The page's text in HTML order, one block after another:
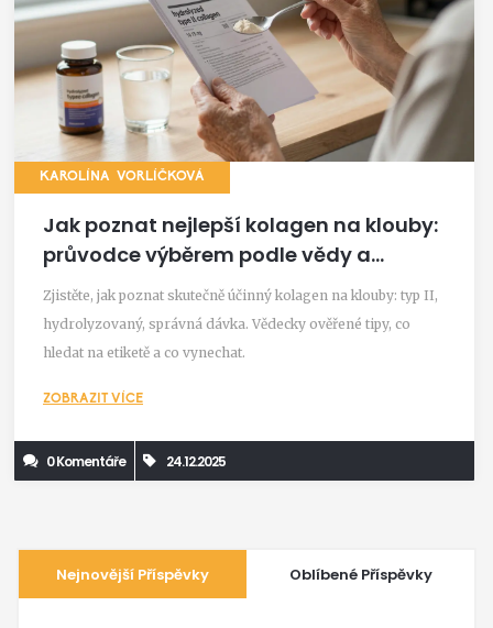
KAROLÍNA VORLÍČKOVÁ
Jak poznat nejlepší kolagen na klouby:
průvodce výběrem podle vědy a
zkušeností
Zjistěte, jak poznat skutečně účinný kolagen na klouby: typ II,
hydrolyzovaný, správná dávka. Vědecky ověřené tipy, co
hledat na etiketě a co vynechat.
ZOBRAZIT VÍCE
0 Komentáře 24.12.2025
Nejnovější Příspěvky Oblíbené Příspěvky